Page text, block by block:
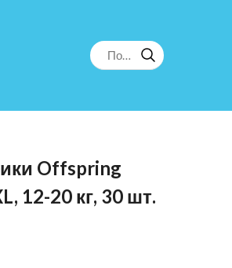
Offspring
12-20 кг, 30 шт.